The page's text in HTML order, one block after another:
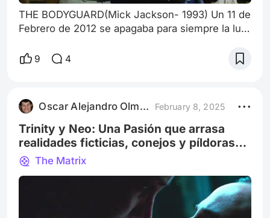
THE BODYGUARD(Mick Jackson- 1993) Un 11 de
Febrero de 2012 se apagaba para siempre la luz
tiempo, dueña no sólo de una voz
largamente trabajada y desarrollada. La muerte
la encontró en la forma de ahogamiento en la
bañera de un hotel de Los Ángeles a la
tempranísi
9 4
Oscar Alejandro Olmedo February 8, 2025
Trinity y Neo: Una Pasión que arrasa
realidades ficticias, conejos y píldoras
de cualquier color
The Matrix